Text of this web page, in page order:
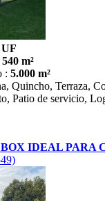
UF
540 m²
: 5.000 m²
Quincho, Terraza,
Patio de servicio,
IDEAL PARA